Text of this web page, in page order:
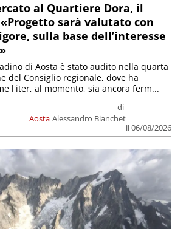
al Quartiere Dora, il
sarà valutato con
sulla base dell’interesse
Aosta
di
Alessandro Bianchet
il 06/08/2026
di Aosta è stato audito nella quarta
del Consiglio regionale, dove ha
l'iter, al momento, sia ancora ferm...